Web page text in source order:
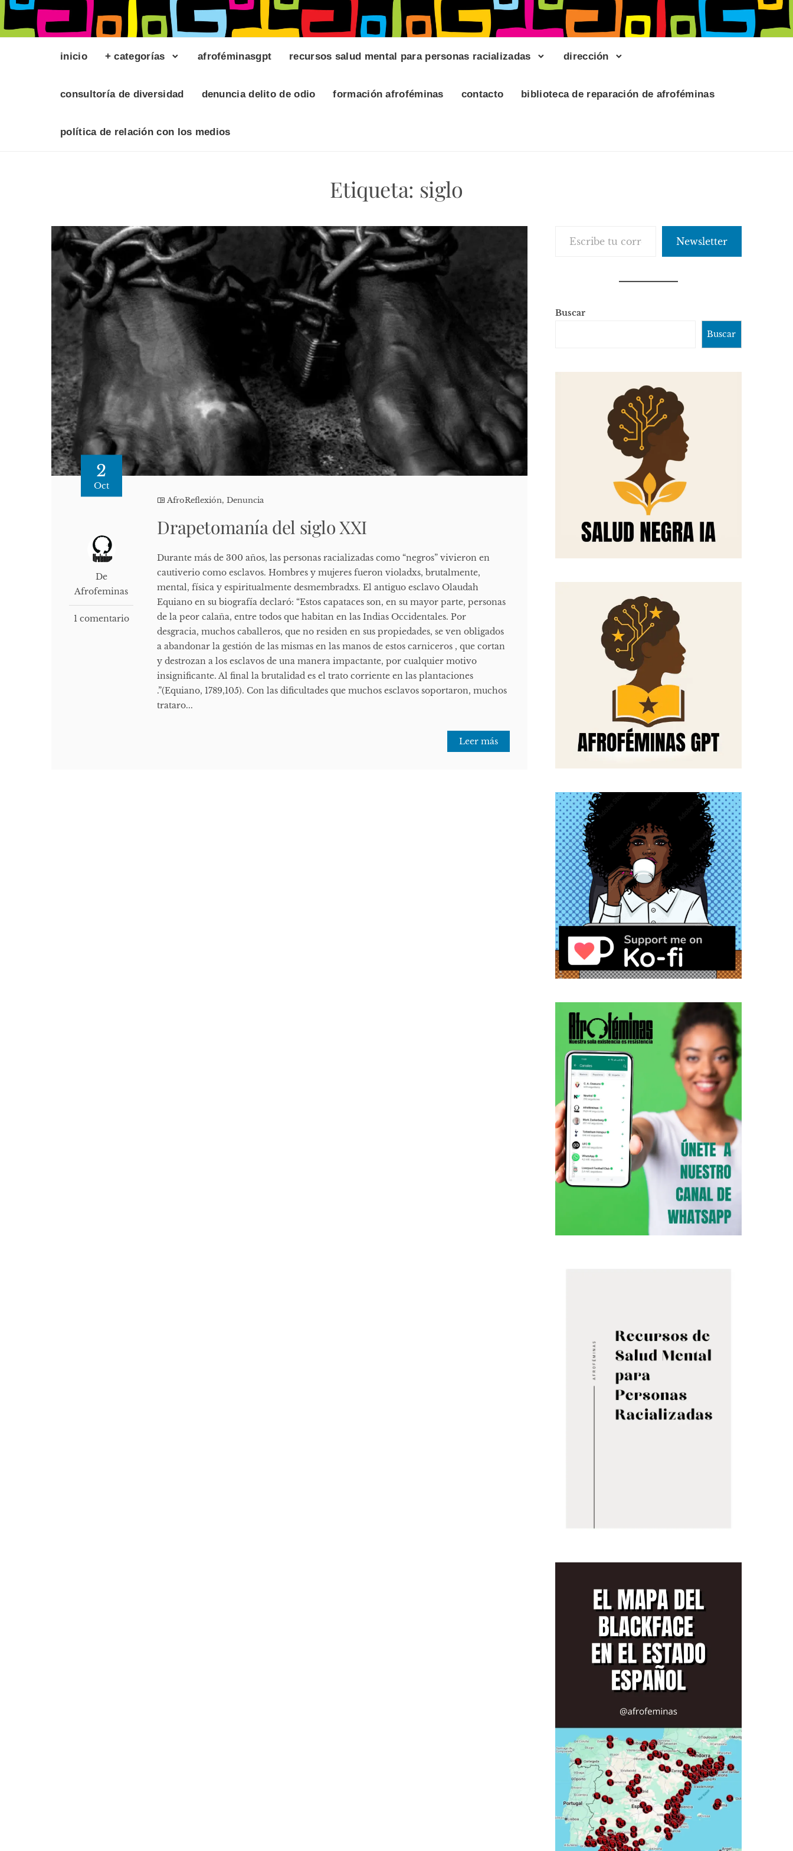
inicio + categorías afroféminasgpt recursos salud mental para personas racializadas dirección
consultoría de diversidad denuncia delito de odio formación afroféminas contacto biblioteca de reparación de afroféminas
política de relación con los medios
Etiqueta: siglo
2
Oct
De
Afrofeminas
1 comentario
AfroReflexión,Denuncia
Drapetomanía del siglo XXI
Durante más de 300 años, las personas racializadas como “negros” vivieron en
cautiverio como esclavos. Hombres y mujeres fueron violadxs, brutalmente,
mental, física y espiritualmente desmembradxs. El antiguo esclavo Olaudah
Equiano en su biografía declaró: “Estos capataces son, en su mayor parte, personas
de la peor calaña, entre todos que habitan en las Indias Occidentales. Por
desgracia, muchos caballeros, que no residen en sus propiedades, se ven obligados
a abandonar la gestión de las mismas en las manos de estos carniceros , que cortan
y destrozan a los esclavos de una manera impactante, por cualquier motivo
insignificante. Al final la brutalidad es el trato corriente en las plantaciones
.”(Equiano, 1789,105). Con las dificultades que muchos esclavos soportaron, muchos
trataro...
Leer más
Newsletter
Buscar
Buscar